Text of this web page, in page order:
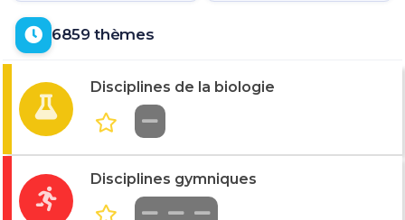
6859 thèmes
Disciplines de la biologie
Disciplines gymniques